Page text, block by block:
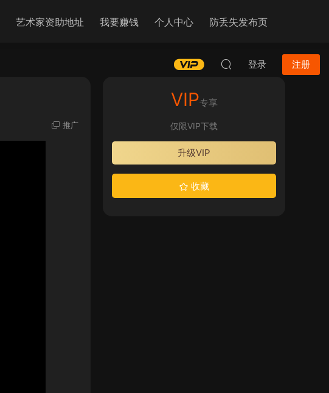
艺术家资助地址 我要赚钱 个人中心 防丢失发布页
登录 注册
推广
VIP专享
仅限VIP下载
升级VIP
收藏